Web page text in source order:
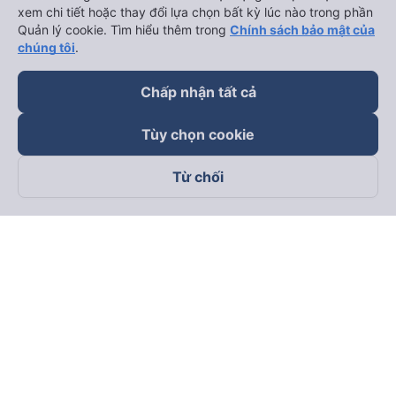
Theo dõi chúng tôi trên
xem chi tiết hoặc thay đổi lựa chọn bất kỳ lúc nào trong phần
Quản lý cookie. Tìm hiểu thêm trong Chính sách bảo mật của
chúng tôi.
Chấp nhận tất cả
Tùy chọn cookie
Từ chối